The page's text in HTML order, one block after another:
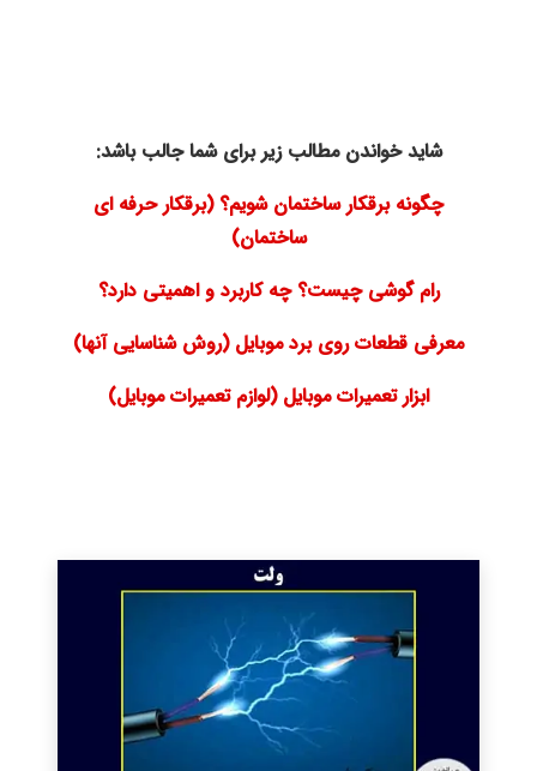
شاید خواندن مطالب زیر برای شما جالب باشد:
چگونه برقکار ساختمان شویم؟ (برقکار حرفه ای
ساختمان)
رام گوشی چیست؟ چه کاربرد و اهمیتی دارد؟
معرفی قطعات روی برد موبایل (روش شناسایی آنها)
ابزار تعمیرات موبایل (لوازم تعمیرات موبایل)